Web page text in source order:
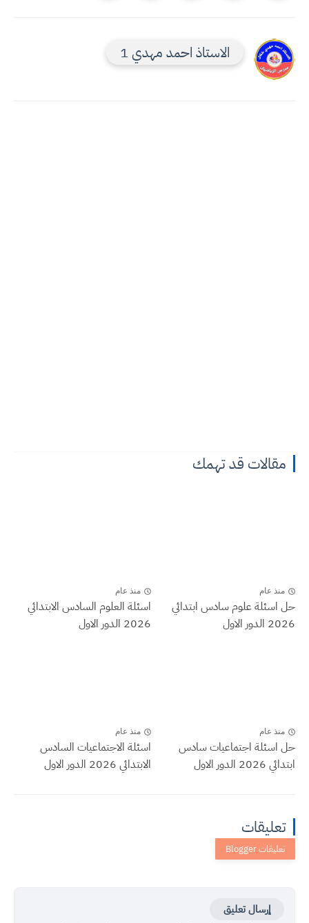
الاستاذ احمد مهدي 1
مقالات قد تهمك
منذ عام
حل اسئلة علوم سادس ابتدائي
2026 الدور الاول
منذ عام
اسئلة العلوم السادس الابتدائي
2026 الدور الاول
منذ عام
حل اسئلة اجتماعيات سادس
ابتدائي 2026 الدور الاول
منذ عام
اسئلة الاجتماعيات السادس
الابتدائي 2026 الدور الاول
تعليقات
إرسال تعليق